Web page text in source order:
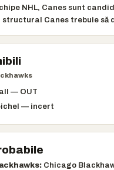
NHL, Canes sunt
Canes trebuie să
— OUT
— incert
Chicago